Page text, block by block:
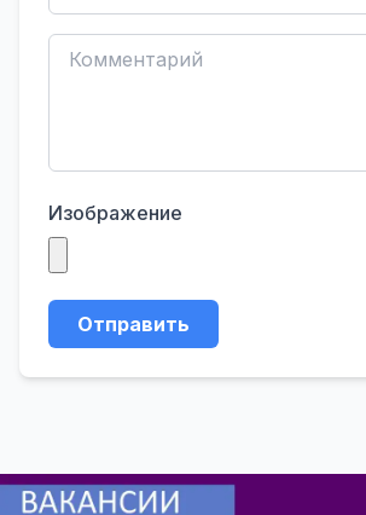
Изображение
Отправить